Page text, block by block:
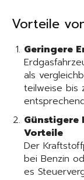
Vorteile
Geringere
als
teilweise bis
Günstigere
Vorteile
Der
bei Benzin
es